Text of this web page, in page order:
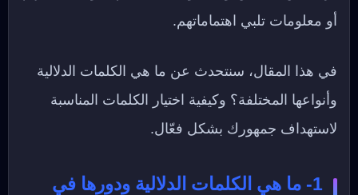
أو معلومات تلبي اهتماماتهم.
في هذا المقال، سنتحدث عن ما هي الكلمات الدلالية
وأنواعها المختلفة؟ وكيفية اختيار الكلمات المناسبة
لاستهداف جمهورك بشكل فعّال.
1- ما هي الكلمات الدلالية ودورها في